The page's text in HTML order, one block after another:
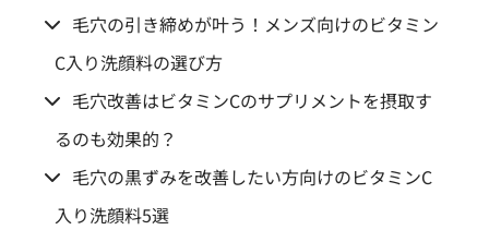
毛穴の引き締めが叶う！メンズ向けのビタミン
C入り洗顔料の選び方
毛穴改善はビタミンCのサプリメントを摂取す
るのも効果的？
毛穴の黒ずみを改善したい方向けのビタミンC
入り洗顔料5選